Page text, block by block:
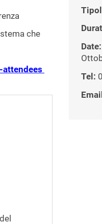
che
Date:
Tel: